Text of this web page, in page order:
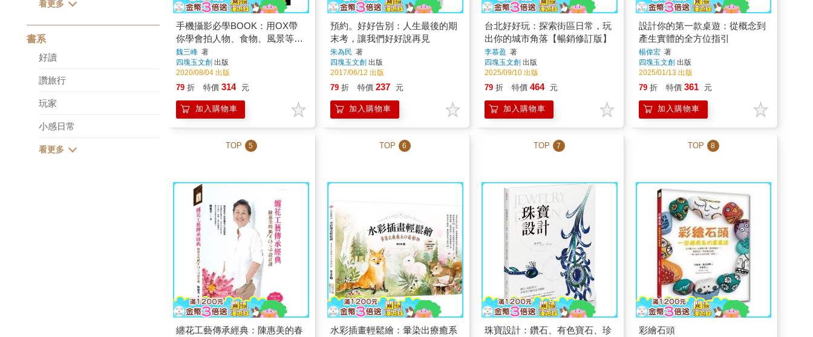
書系
好讀
讚旅行
玩家
小感日常
手機攝影必學BOOK：用OX帶
你學會拍人物、食物、風景等情
境照片
魏三峰 著
四塊玉文創 出版
2020/08/04 出版
79 折 特價 314 元
加入購物車
預約。好好告別：人生最後的期
末考，讓我們好好說再見
朱為民 著
四塊玉文創 出版
2017/06/12 出版
79 折 特價 237 元
加入購物車
台北好好玩：探索街區日常，玩
出你的城市角落【暢銷修訂版】
李慕盈 著
四塊玉文創 出版
2025/09/10 出版
79 折 特價 464 元
加入購物車
設計你的第一款桌遊：從概念到
產生實體的全方位指引
楊偉宏著
四塊玉文創 出版
2025/01/13 出版
79 折 特價 361 元
加入購物車
TOP 5
纏花工藝傳承經典：陳惠美的春
TOP 6
水彩插畫輕鬆繪：暈染出療癒系
TOP 7
珠寶設計：鑽石、有色寶石、珍
TOP 8
彩繪石頭